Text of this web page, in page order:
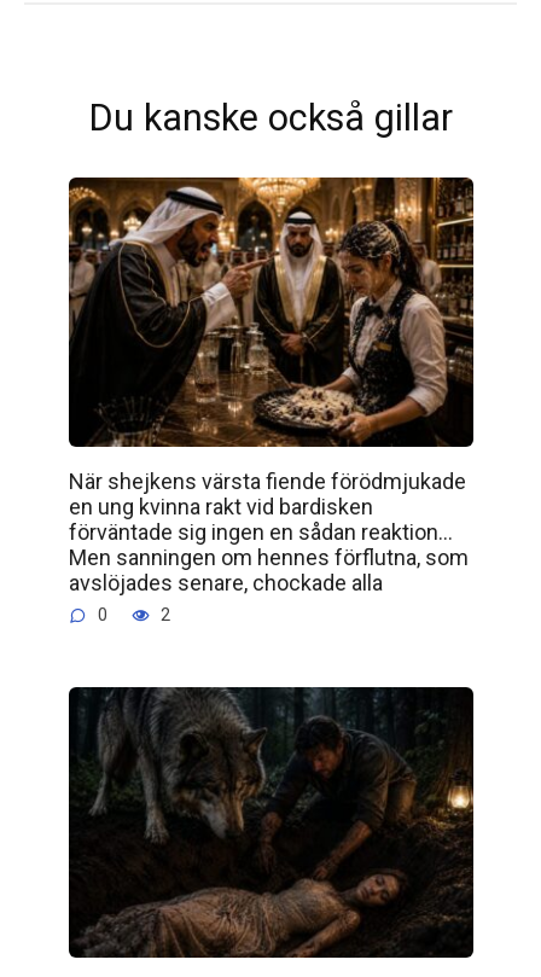
Du kanske också gillar
När shejkens värsta fiende förödmjukade
en ung kvinna rakt vid bardisken
förväntade sig ingen en sådan reaktion…
Men sanningen om hennes förflutna, som
avslöjades senare, chockade alla
0 2